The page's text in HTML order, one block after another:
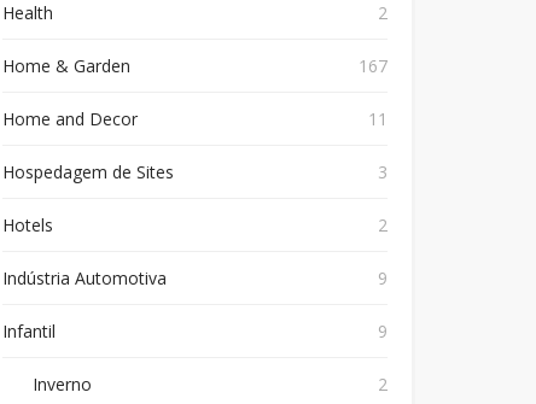
Health 2
Home & Garden 167
Home and Decor 11
Hospedagem de Sites 3
Hotels 2
Indústria Automotiva 9
Infantil 9
Inverno 2